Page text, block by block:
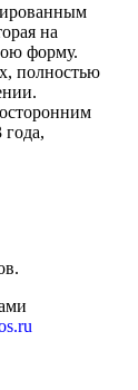
на
форму.
полностью